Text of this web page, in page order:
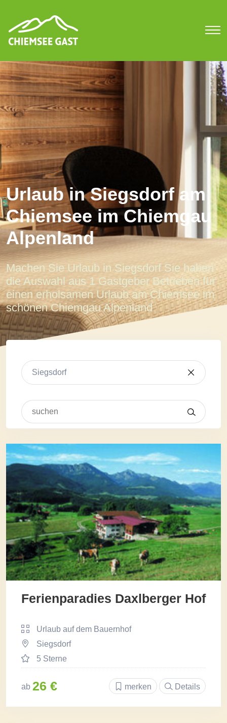
Urlaub in Siegsdorf am
Chiemsee im Chiemgau
Alpenland
Machen Sie Urlaub in Siegsdorf Sie haben
die Auswahl aus 1 Gastgeber Betrieben für
einen erholsamen Urlaub am Chiemsee im
schönen Chiemgau Alpenland
Siegsdorf
Ferienparadies Daxlberger Hof
Urlaub auf dem Bauernhof
Siegsdorf
5 Sterne
ab 26 € merken Details